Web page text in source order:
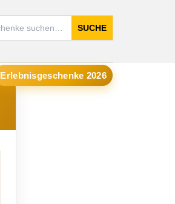
SUCHE
Erlebnisgeschenke 2026